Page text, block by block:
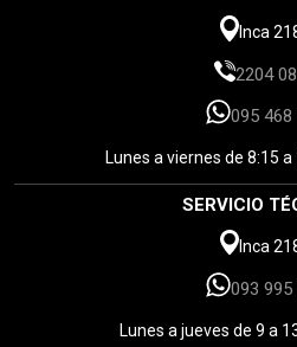
Inca
2204
095 468
Lunes a viernes de 8:15 a
SERVICIO
Inca
093 995
Lunes a jueves de 9 a